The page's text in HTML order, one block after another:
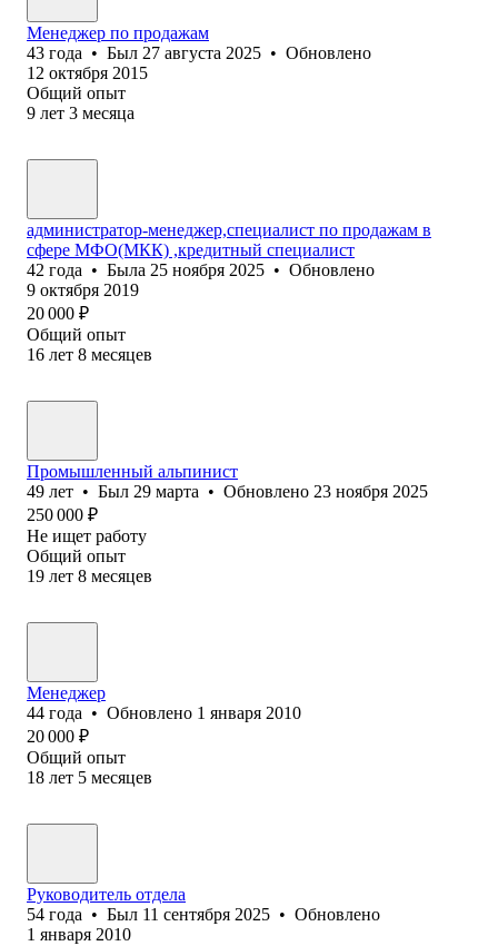
Менеджер по продажам
43 года • Был 27 августа 2025 • Обновлено
12 октября 2015
Общий опыт
9 лет 3 месяца
администратор-менеджер,специалист по продажам в
сфере МФО(МКК) ,кредитный специалист
42 года • Была 25 ноября 2025 • Обновлено
9 октября 2019
20 000 ₽
Общий опыт
16 лет 8 месяцев
Промышленный альпинист
49 лет • Был 29 марта • Обновлено 23 ноября 2025
250 000 ₽
Не ищет работу
Общий опыт
19 лет 8 месяцев
Менеджер
44 года • Обновлено 1 января 2010
20 000 ₽
Общий опыт
18 лет 5 месяцев
Руководитель отдела
54 года • Был 11 сентября 2025 • Обновлено
1 января 2010